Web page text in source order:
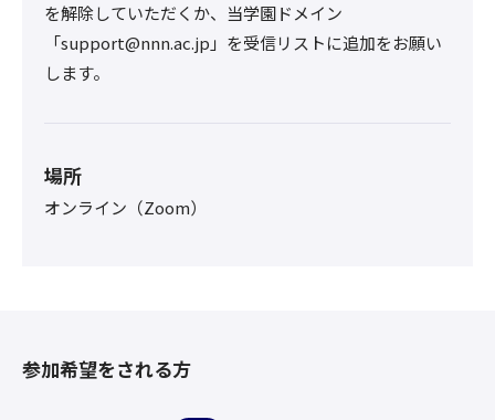
を解除していただくか、当学園ドメイン
「support@nnn.ac.jp」を受信リストに追加をお願い
します。
場所
オンライン（Zoom）
参加希望をされる方